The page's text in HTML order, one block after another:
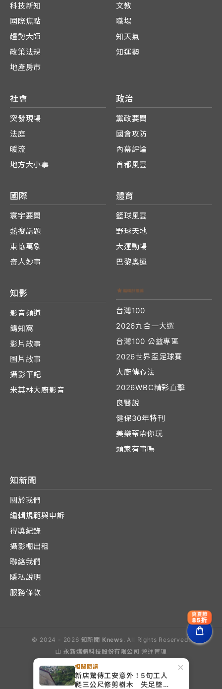
×
相關閱讀
新店驚傳工安意外！5旬工人
爬三公尺修剪樹木 失足墜地
科技新知
國際焦點
趨勢大師
政策法規
地產房市
文教
職場
知天氣
知運勢
社會
突發現場
法庭
暖流
地方大小事
政治
黨政要聞
國會攻防
內幕評論
首都風雲
國際
寰宇要聞
熱搜話題
東協萬象
奇人妙事
體育
籃球風雲
野球天地
大運動場
巴黎奧運
知影
影音頻道
鴿知窩
影片故事
圖片故事
攝影筆記
米其林大廚影音
台灣100
2026九合一大選
台灣100 公益專區
2026世界盃足球賽
大廚傳心法
2026WBC精彩直擊
良醫說
健保30年特刊
美樂蒂帶你玩
頭家有事嗎
知新聞
關於我們
編輯規範與申訴
得獎紀錄
攝影棚出租
聯絡我們
隱私說明
服務條款
© 2024 - 2026 知新聞 Knews . All Rights Reserved.
由 永新媒體科技股份有限公司 營運管理
爽夏節
85折